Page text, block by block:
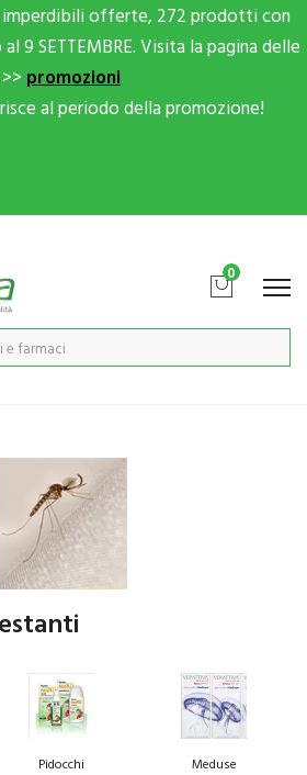
imperdibili offerte, 272 prodotti con
9 SETTEMBRE. Visita la pagina delle
>> promozioni
al periodo della promozione!
0
Pidocchi Meduse